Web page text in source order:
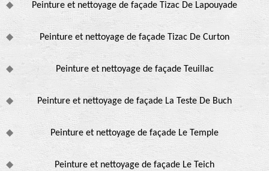
Peinture et nettoyage de façade Tizac De Lapouyade
Peinture et nettoyage de façade Tizac De Curton
Peinture et nettoyage de façade Teuillac
Peinture et nettoyage de façade La Teste De Buch
Peinture et nettoyage de façade Le Temple
Peinture et nettoyage de façade Le Teich